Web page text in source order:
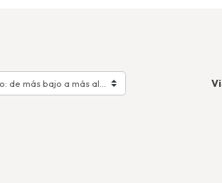
de más bajo a más alto